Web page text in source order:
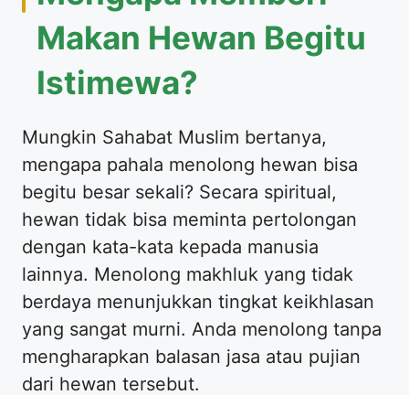
Makan Hewan Begitu
Istimewa?
Mungkin Sahabat Muslim bertanya,
mengapa pahala menolong hewan bisa
begitu besar sekali? Secara spiritual,
hewan tidak bisa meminta pertolongan
dengan kata-kata kepada manusia
lainnya. Menolong makhluk yang tidak
berdaya menunjukkan tingkat keikhlasan
yang sangat murni. Anda menolong tanpa
mengharapkan balasan jasa atau pujian
dari hewan tersebut.